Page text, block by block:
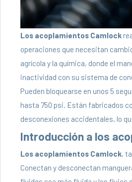
Los acoplamientos Camlock
operaciones que necesitan
agrícola y la química, donde el
inactividad con su sistema de
Pueden bloquearse en unos 5
hasta 750 psi. Están fabricados
desconexiones accidentales, lo
Introducción a los
Los acoplamientos Camlock,
Conectan y desconectan